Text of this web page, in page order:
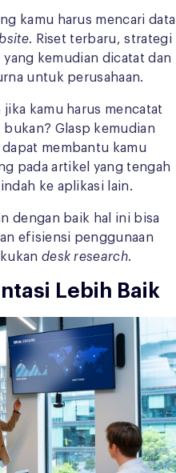
kamu harus mencari data
. Riset terbaru, strategi
kemudian dicatat dan
untuk perusahaan.
kamu harus mencatat
bukan? Glasp kemudian
dapat membantu kamu
pada artikel yang tengah
ke aplikasi lain.
dengan baik hal ini bisa
efisiensi penggunaan
desk research.
Lebih Baik